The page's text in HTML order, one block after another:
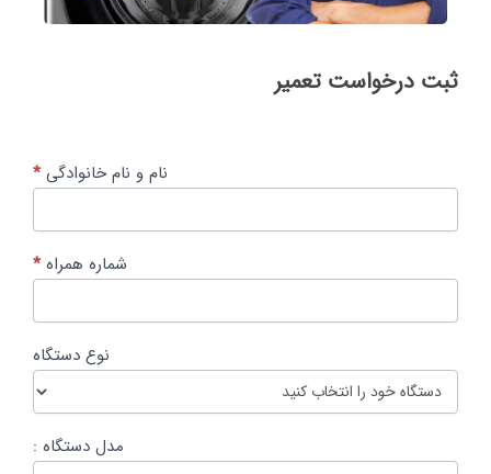
ثبت
درخواست
ثبت درخواست تعمیر
نام و نام خانوادگی*
شماره همراه*
نوع دستگاه
مدل دستگاه :